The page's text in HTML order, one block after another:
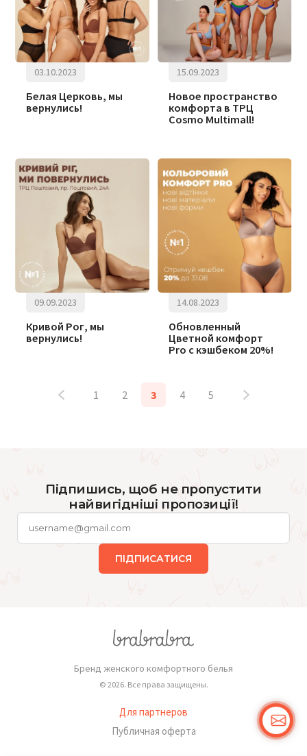
03.10.2023
Белая Церковь, мы
вернулись!
15.09.2023
Новое пространство
комфорта в ТРЦ
Cosmo Multimall!
09.09.2023
Кривой Рог, мы
вернулись!
14.08.2023
Обновленный
Цветной комфорт
Pro с кэшбеком 20%!
1 2 3 4 5
Підпишись, щоб не пропустити
найвигідніші пропозиції!
ПІДПИСАТИСЯ
Бренд женского комфортного белья
© 2026. Все права защищены.
Для партнеров
Публичная оферта